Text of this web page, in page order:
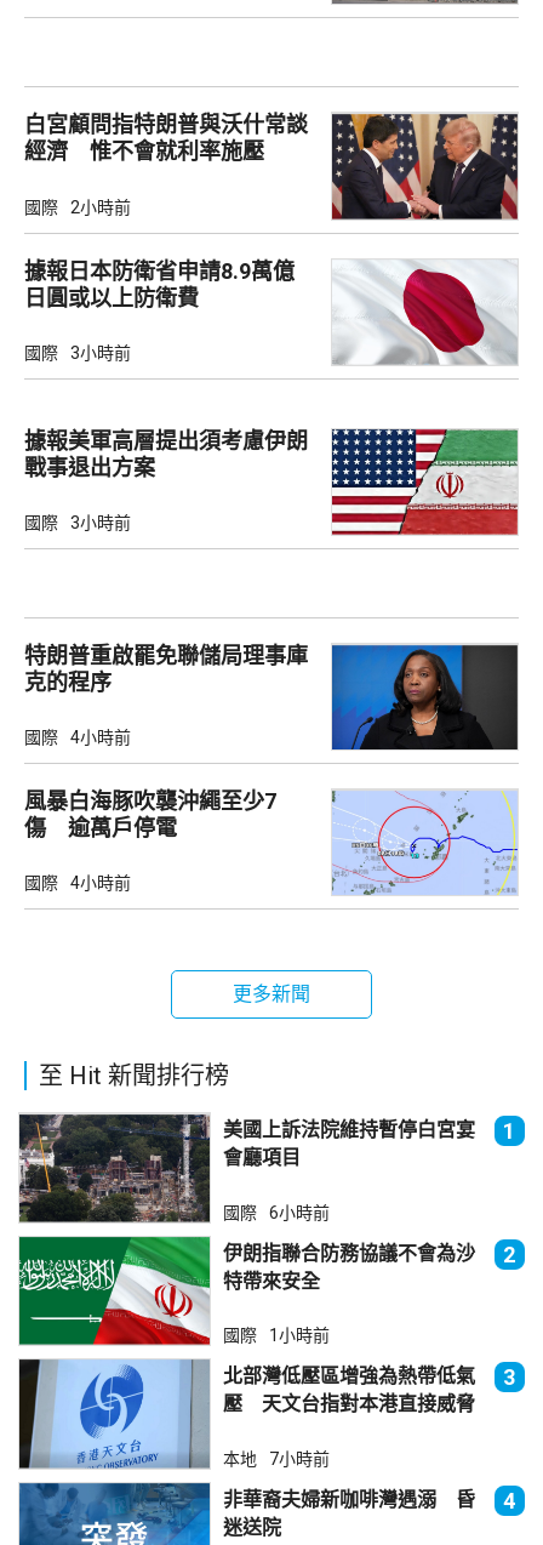
白宮顧問指特朗普與沃什常談
經濟 惟不會就利率施壓
國際 2小時前
據報日本防衛省申請8.9萬億
日圓或以上防衛費
國際 3小時前
據報美軍高層提出須考慮伊朗
戰事退出方案
國際 3小時前
特朗普重啟罷免聯儲局理事庫
克的程序
國際 4小時前
風暴白海豚吹襲沖繩至少7
傷 逾萬戶停電
國際 4小時前
更多新聞
至 Hit 新聞排行榜
美國上訴法院維持暫停白宮宴
會廳項目
1
國際 6小時前
伊朗指聯合防務協議不會為沙
特帶來安全
2
國際 1小時前
北部灣低壓區增強為熱帶低氣
壓 天文台指對本港直接威脅
3
本地 7小時前
非華裔夫婦新咖啡灣遇溺 昏
迷送院
4